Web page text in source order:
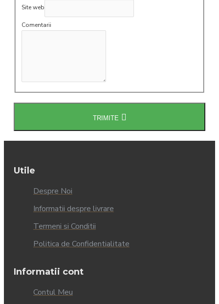
Site web
Comentarii
TRIMITE
Utile
Despre Noi
Informatii despre livrare
Termeni si Conditii
Politica de Confidentialitate
Informatii cont
Contul Meu